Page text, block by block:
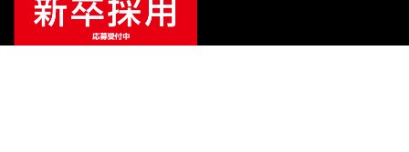
販売価格¥181,500 （税込）